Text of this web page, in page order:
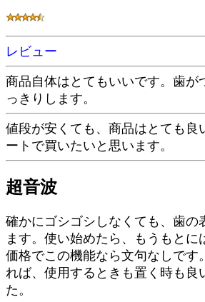
レビュー
商品自体はとてもいいです。歯が
っきりします。
値段が安くても、商品はとても良
ートで買いたいと思います。
超音波
確かにゴシゴシしなくても、歯の
ます。使い始めたら、もうもとに
価格でこの機能なら文句なしです
れば、使用するときも置く時も良
た。